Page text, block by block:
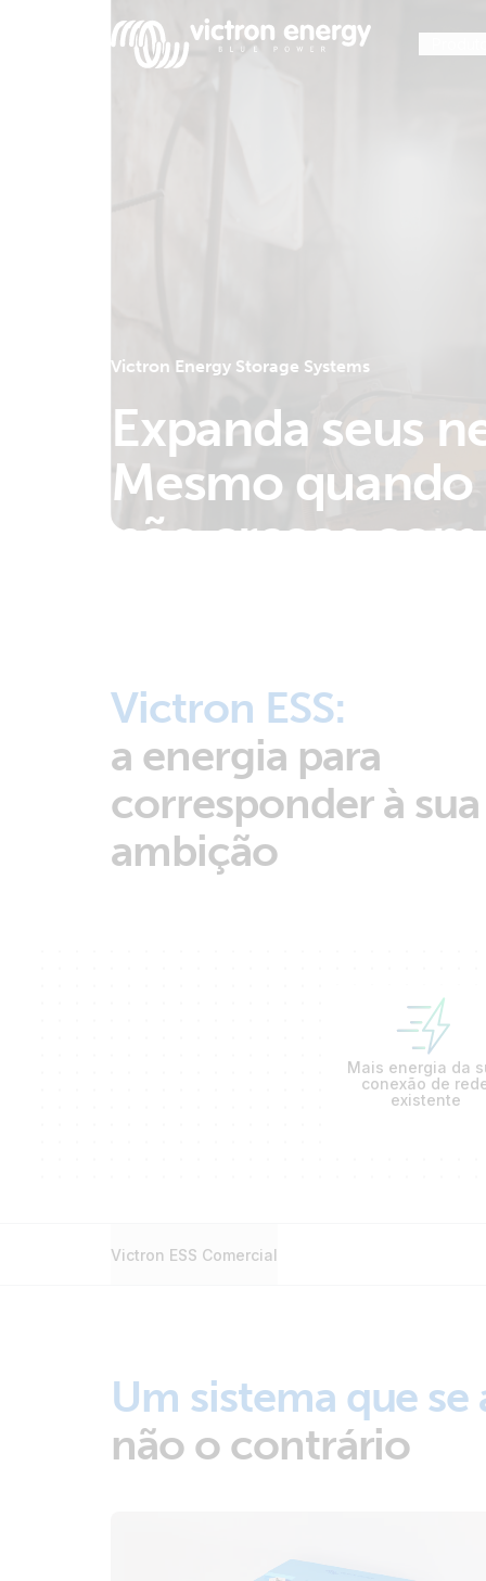
Victron Energy Storage Systems
Expanda seus
Mesmo quando
não cresce
Victron ESS:
a energia para
corresponder à sua
ambição
Mais energia da
conexão de
existente
Victron ESS Comercial
Um sistema que
não o contrário